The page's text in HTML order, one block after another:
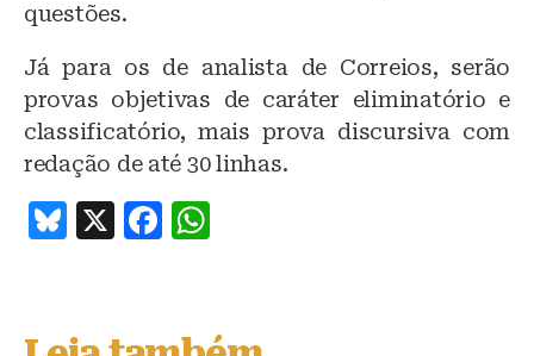
questões.
Já para os de analista de Correios, serão
provas objetivas de caráter eliminatório e
classificatório, mais prova discursiva com
redação de até 30 linhas.
B
s
X
F
e s